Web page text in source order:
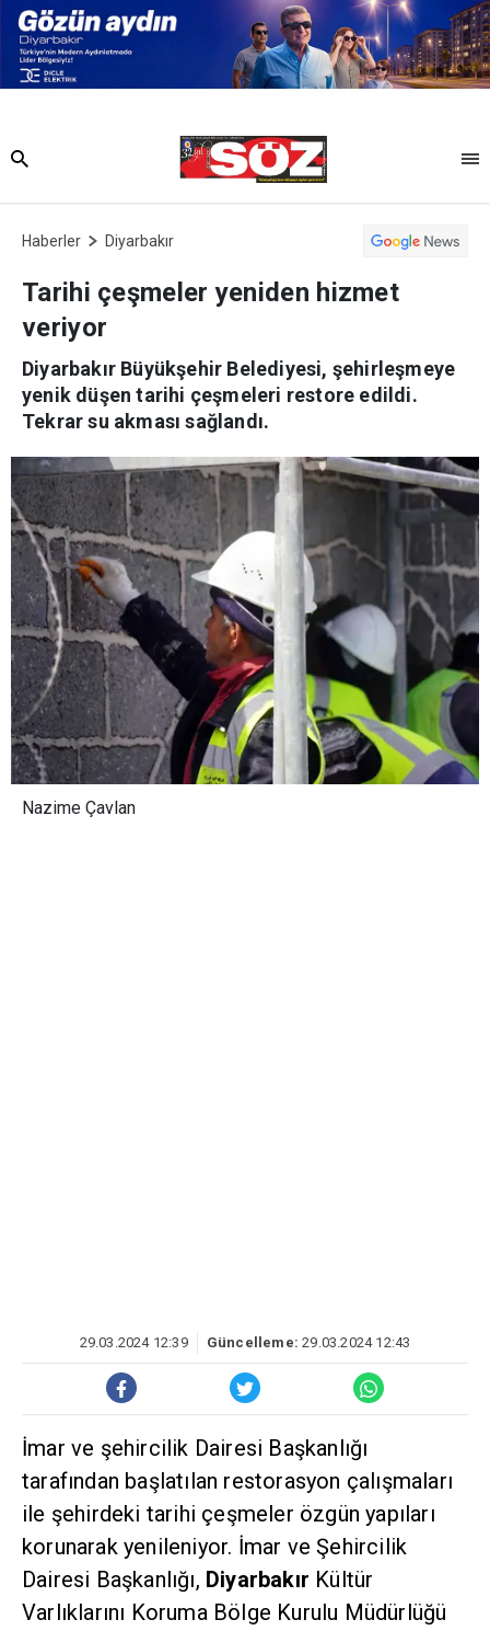
Haberler Diyarbakır
Tarihi çeşmeler yeniden hizmet
veriyor
Diyarbakır Büyükşehir Belediyesi, şehirleşmeye
yenik düşen tarihi çeşmeleri restore edildi.
Tekrar su akması sağlandı.
Nazime Çavlan
29.03.2024 12:39 Güncelleme: 29.03.2024 12:43
İmar ve şehircilik Dairesi Başkanlığı
tarafından başlatılan restorasyon çalışmaları
ile şehirdeki tarihi çeşmeler özgün yapıları
korunarak yenileniyor. İmar ve Şehircilik
Dairesi Başkanlığı, Diyarbakır Kültür
Varlıklarını Koruma Bölge Kurulu Müdürlüğü